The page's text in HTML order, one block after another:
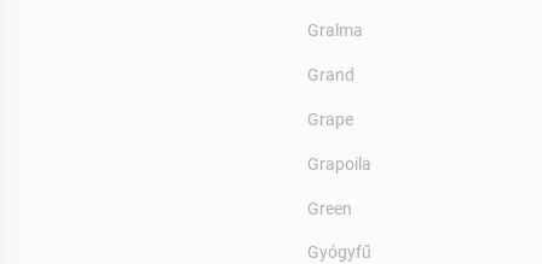
Gralma
Grand
Grape
Grapoila
Green
Gyógyfű